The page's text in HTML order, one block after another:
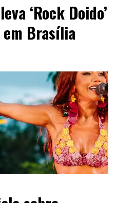
‘Rock Doido’
em Brasília